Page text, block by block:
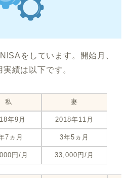
をしています。開始月、
績は以下です。
私 妻
年9月 2018年11月
7ヵ月 3年5ヵ月
円/月 33,000円/月